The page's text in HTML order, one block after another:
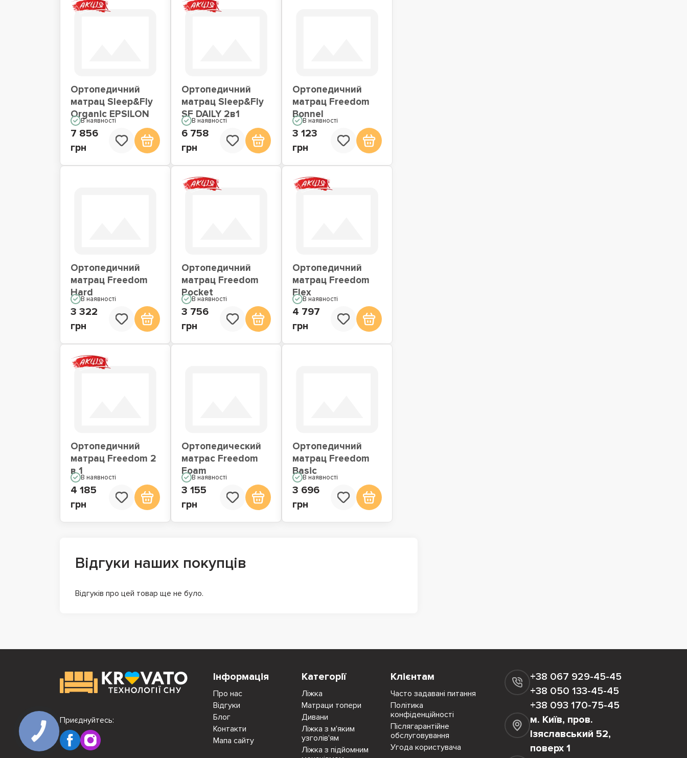
Ортопедичний
матрац Sleep&Fly
Organic EPSILON
В наявності
7 856
грн
Ортопедичний
матрац Sleep&Fly
SF DAILY 2в1
В наявності
6 758
грн
Ортопедичний
матрац Freedom
Bonnel
В наявності
3 123
грн
Ортопедичний
матрац Freedom
Hard
В наявності
3 322
грн
Ортопедичний
матрац Freedom
Pocket
В наявності
3 756
грн
Ортопедичний
матрац Freedom
Flex
В наявності
4 797
грн
Ортопедичний
матрац Freedom 2
в 1
В наявності
4 185
грн
Ортопедический
матрас Freedom
Foam
В наявності
3 155
грн
Ортопедичний
матрац Freedom
Basic
В наявності
3 696
грн
Відгуки наших покупців
Відгуків про цей товар ще не було.
Інформація
Про нас
Відгуки
Блог
Контакти
Мапа сайту
Категорії
Ліжка
Матраци топери
Дивани
Ліжка з м'яким
узголів'ям
Ліжка з підйомним
Клієнтам
Часто задавані питання
Політика
конфіденційності
Післягарантійне
обслуговування
Угода користувача
+38 067 929-45-45
+38 050 133-45-45
+38 093 170-75-45
м. Київ, пров.
Ізяславський 52,
поверх 1
Приєднуйтесь: